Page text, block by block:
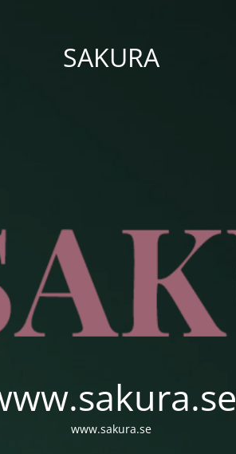
SAKURA
www.sakura.se